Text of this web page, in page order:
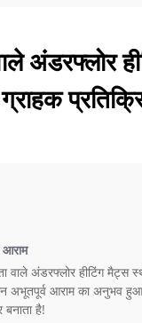
अंडरफ्लोर
वाले अंडरफ्लोर हीटिंग मैट्स
अभूतपूर्व आराम का अनुभव
है!